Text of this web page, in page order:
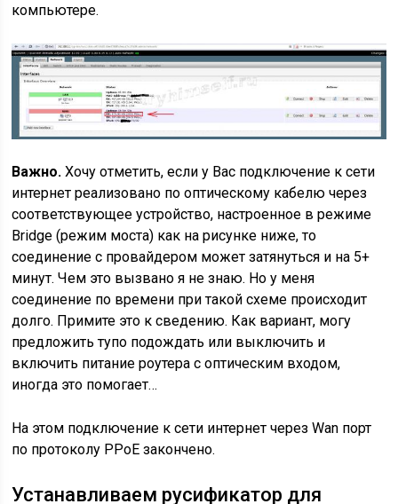
компьютере.
Важно. Хочу отметить, если у Вас подключение к сети
интернет реализовано по оптическому кабелю через
соответствующее устройство, настроенное в режиме
Bridge (режим моста) как на рисунке ниже, то
соединение с провайдером может затянуться и на 5+
минут. Чем это вызвано я не знаю. Но у меня
соединение по времени при такой схеме происходит
долго. Примите это к сведению. Как вариант, могу
предложить тупо подождать или выключить и
включить питание роутера с оптическим входом,
иногда это помогает…
На этом подключение к сети интернет через Wan порт
по протоколу РРоЕ закончено.
Устанавливаем русификатор для